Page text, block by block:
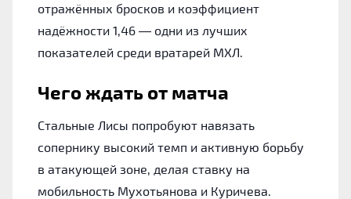
отражённых бросков и коэффициент
надёжности 1,46 — одни из лучших
показателей среди вратарей МХЛ.
Чего ждать от матча
Стальные Лисы попробуют навязать
сопернику высокий темп и активную борьбу
в атакующей зоне, делая ставку на
мобильность Мухотьянова и Куричева.